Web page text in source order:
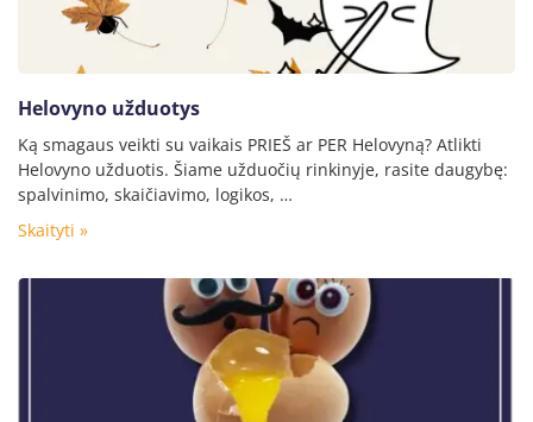
Helovyno užduotys
Ką smagaus veikti su vaikais PRIEŠ ar PER Helovyną? Atlikti
Helovyno užduotis. Šiame užduočių rinkinyje, rasite daugybę:
spalvinimo, skaičiavimo, logikos, …
Skaityti »